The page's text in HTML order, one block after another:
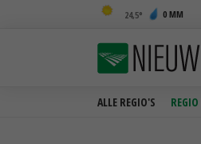
24,5 0 MM
ALLE REGIO'S